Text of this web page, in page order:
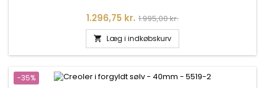
Pris
1.296,75 kr. Normalpris
1.995,00 kr.
 Læg i indkøbskurv
-35%